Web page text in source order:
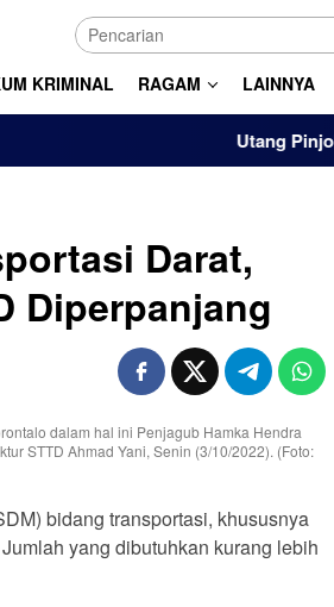
KRIMINAL RAGAM LAINNYA
Utang Pinjol
Darat,
Diperpanjang
bidang transportasi, khususnya
yang dibutuhkan kurang lebih